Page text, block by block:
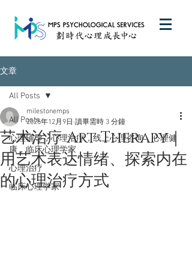
文章
All Posts
心理辅导，心理治疗，线上心理咨询，心理健
康，临床心理学家
心理治疗
临床心理学家
All Posts
艺术治疗 Art Therapy｜
用艺术表达情绪、探索内在
的心理治疗方式
milestonemps
2025年12月9日 讀畢需時 3 分鐘